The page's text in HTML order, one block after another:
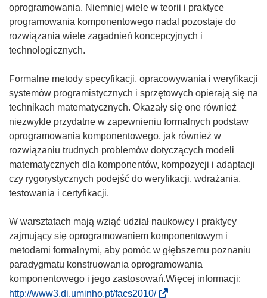
oprogramowania. Niemniej wiele w teorii i praktyce
programowania komponentowego nadal pozostaje do
rozwiązania wiele zagadnień koncepcyjnych i
technologicznych.
Formalne metody specyfikacji, opracowywania i weryfikacji
systemów programistycznych i sprzętowych opierają się na
technikach matematycznych. Okazały się one również
niezwykle przydatne w zapewnieniu formalnych podstaw
oprogramowania komponentowego, jak również w
rozwiązaniu trudnych problemów dotyczących modeli
matematycznych dla komponentów, kompozycji i adaptacji
czy rygorystycznych podejść do weryfikacji, wdrażania,
testowania i certyfikacji.
W warsztatach mają wziąć udział naukowcy i praktycy
zajmujący się oprogramowaniem komponentowym i
metodami formalnymi, aby pomóc w głębszemu poznaniu
paradygmatu konstruowania oprogramowania
komponentowego i jego zastosowań.Więcej informacji:
http://www3.di.uminho.pt/facs2010/(